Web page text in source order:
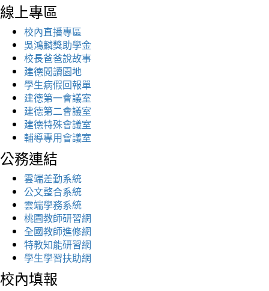
線上專區
校內直播專區
吳鴻麟獎助學金
校長爸爸說故事
建德閱讀園地
學生病假回報單
建德第一會議室
建德第二會議室
建德特殊會議室
輔導專用會議室
公務連結
雲端差勤系統
公文整合系統
雲端學務系統
桃園教師研習網
全國教師進修網
特教知能研習網
學生學習扶助網
校內填報